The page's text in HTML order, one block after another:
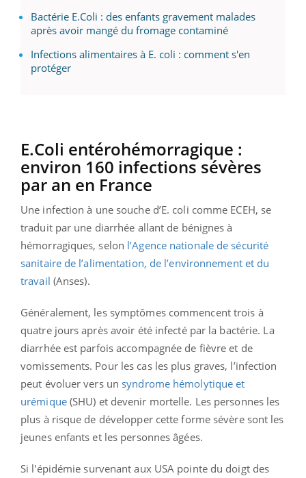
Bactérie E.Coli : des enfants gravement malades
après avoir mangé du fromage contaminé
Infections alimentaires à E. coli : comment s'en
protéger
E.Coli entérohémorragique :
environ 160 infections sévères
par an en France
Une infection à une souche d’E. coli comme ECEH, se
traduit par une diarrhée allant de bénignes à
hémorragiques, selon l’Agence nationale de sécurité
sanitaire de l’alimentation, de l’environnement et du
travail (Anses).
Généralement, les symptômes commencent trois à
quatre jours après avoir été infecté par la bactérie. La
diarrhée est parfois accompagnée de fièvre et de
vomissements. Pour les cas les plus graves, l’infection
peut évoluer vers un syndrome hémolytique et
urémique(SHU) et devenir mortelle. Les personnes les
plus à risque de développer cette forme sévère sont les
jeunes enfants et les personnes âgées.
Si l'épidémie survenant aux USA pointe du doigt des